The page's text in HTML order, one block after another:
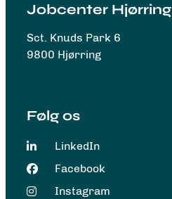
Jobcenter Hjørring
Sct. Knuds Park 6
9800 Hjørring
Følg os
LinkedIn
Facebook
Instagram